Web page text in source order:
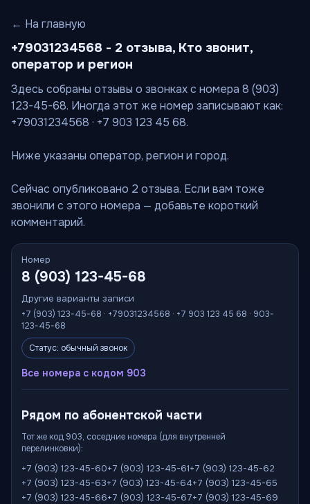
← На главную
+79031234568 - 2 отзыва, Кто звонит,
оператор и регион
Здесь собраны отзывы о звонках с номера 8 (903)
123-45-68. Иногда этот же номер записывают как:
+79031234568 · +7 903 123 45 68.
Ниже указаны оператор, регион и город.
Сейчас опубликовано 2 отзыва. Если вам тоже
звонили с этого номера — добавьте короткий
комментарий.
Номер
8 (903) 123-45-68
Другие варианты записи
+7 (903) 123-45-68 · +79031234568 · +7 903 123 45 68 · 903-
123-45-68
Статус: обычный звонок
Все номера с кодом 903
Рядом по абонентской части
Тот же код 903, соседние номера (для внутренней
перелинковки):
+7 (903) 123-45-60+7 (903) 123-45-61+7 (903) 123-45-62
+7 (903) 123-45-63+7 (903) 123-45-64+7 (903) 123-45-65
+7 (903) 123-45-66+7 (903) 123-45-67+7 (903) 123-45-69